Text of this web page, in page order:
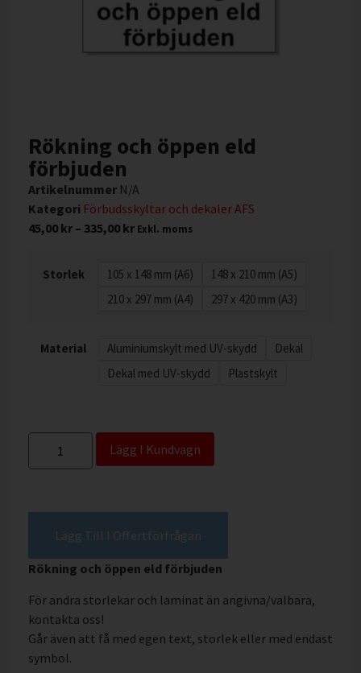
Rökning och öppen eld
förbjuden
Artikelnummer N/A
Kategori Förbudsskyltar och dekaler AFS
45,00 kr – 335,00 kr Exkl. moms
Storlek 105 x 148 mm (A6)
148 x 210 mm (A5)
210 x 297 mm (A4)
297 x 420 mm (A3)
Material Aluminiumskylt med UV-skydd
Dekal
Dekal med UV-skydd
Plastskylt
Lägg I Kundvagn
Lägg Till I Offertförfrågan
Rökning och öppen eld förbjuden
För andra storlekar och laminat än angivna/valbara,
kontakta oss!
Går även att få med egen text, storlek eller med endast
symbol.